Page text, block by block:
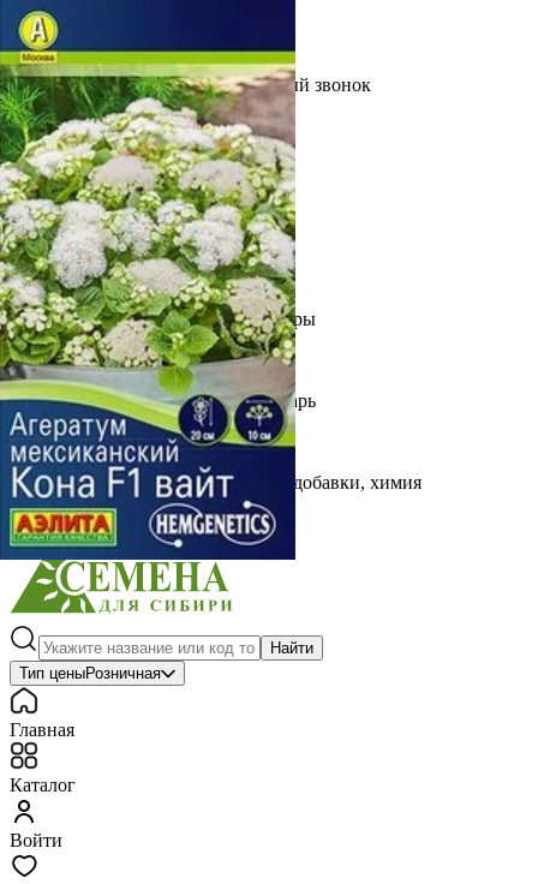
Выберите город
Обратный звонокЗаказать обратный звонок
Каталог
Семена
Грунты
Газонные травы, сидераты
Горшки, рассадники, аксессуары
Посадочный материал
Садовый инструмент, инвентарь
Консервирование
Средства защиты, удобрения, добавки, химия
Обустройство сада, декор
Найти
Тип ценыРозничная
Главная
Каталог
Войти